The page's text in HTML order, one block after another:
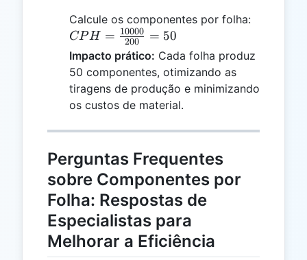
Calcule os componentes por folha:
{200} =
CPH = 200
10000 = 50
Impacto prático: Cada folha produz
50 componentes, otimizando as
tiragens de produção e minimizando
os custos de material.
Perguntas Frequentes
sobre Componentes por
Folha: Respostas de
Especialistas para
Melhorar a Eficiência